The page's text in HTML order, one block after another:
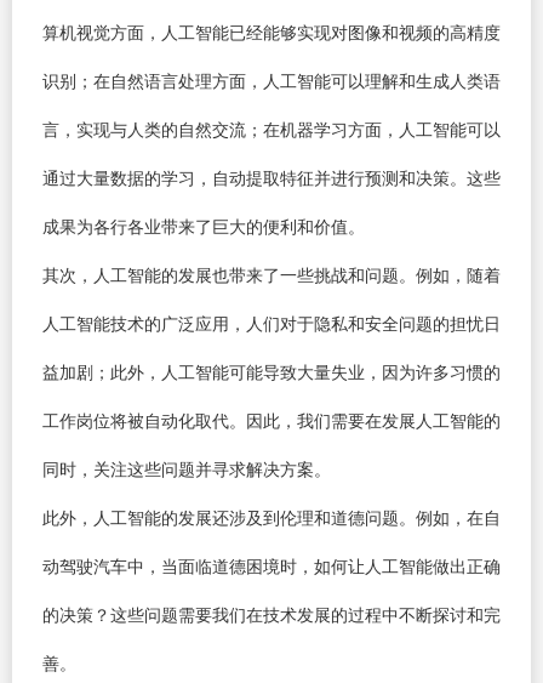
算机视觉方面，人工智能已经能够实现对图像和视频的高精度
识别；在自然语言处理方面，人工智能可以理解和生成人类语
言，实现与人类的自然交流；在机器学习方面，人工智能可以
通过大量数据的学习，自动提取特征并进行预测和决策。这些
成果为各行各业带来了巨大的便利和价值。
其次，人工智能的发展也带来了一些挑战和问题。例如，随着
人工智能技术的广泛应用，人们对于隐私和安全问题的担忧日
益加剧；此外，人工智能可能导致大量失业，因为许多习惯的
工作岗位将被自动化取代。因此，我们需要在发展人工智能的
同时，关注这些问题并寻求解决方案。
此外，人工智能的发展还涉及到伦理和道德问题。例如，在自
动驾驶汽车中，当面临道德困境时，如何让人工智能做出正确
的决策？这些问题需要我们在技术发展的过程中不断探讨和完
善。